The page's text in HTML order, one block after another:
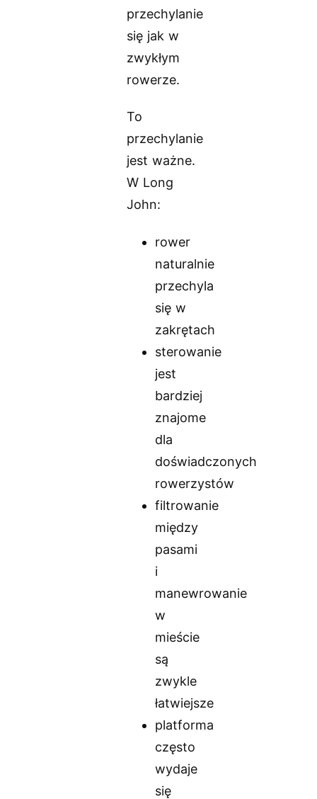
przechylanie
się jak w
zwykłym
rowerze.
To
przechylanie
jest ważne.
W Long
John:
rower
naturalnie
przechyla
się w
zakrętach
sterowanie
jest
bardziej
znajome
dla
doświadczonych
rowerzystów
filtrowanie
między
pasami
i
manewrowanie
w
mieście
są
zwykle
łatwiejsze
platforma
często
wydaje
się